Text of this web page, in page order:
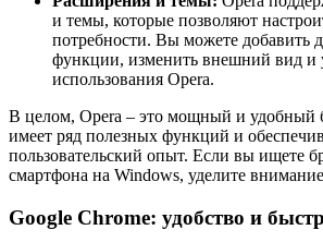
и темы, которые позволяют
потребности. Вы можете добавить
функции, изменить внешний вид и
использования Opera.
В целом, Opera – это мощный и удобный
имеет ряд полезных функций и
пользовательский опыт. Если вы ищете
смартфона на Windows, уделите
Google Chrome: удобство и